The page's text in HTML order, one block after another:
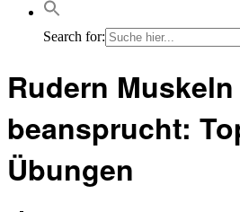
Search for:
Rudern Muskeln
beansprucht:
Übungen